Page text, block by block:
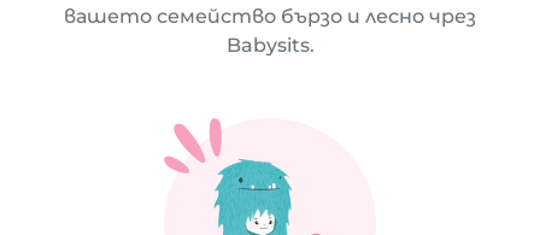
вашето семейство бързо и лесно чрез
Babysits.